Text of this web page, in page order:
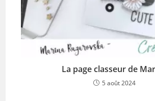
La page classeur de
5 août 2024